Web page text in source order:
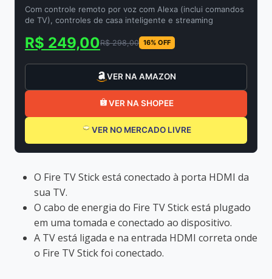
Com controle remoto por voz com Alexa (inclui comandos
de TV), controles de casa inteligente e streaming
R$ 249,00R$ 298,00 16% OFF
VER NA AMAZON
VER NA SHOPEE
VER NO MERCADO LIVRE
O Fire TV Stick está conectado à porta HDMI da
sua TV.
O cabo de energia do Fire TV Stick está plugado
em uma tomada e conectado ao dispositivo.
A TV está ligada e na entrada HDMI correta onde
o Fire TV Stick foi conectado.